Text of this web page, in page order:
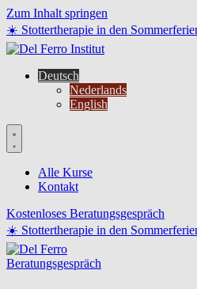
Zum Inhalt springen
☀️ Stottertherapie in den
Deutsch
Nederlands
English
Alle Kurse
Kontakt
Kostenloses Beratungsgespräch
☀️ Stottertherapie in den
Beratungsgespräch